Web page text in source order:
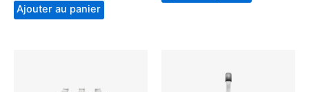
Ajouter au panier